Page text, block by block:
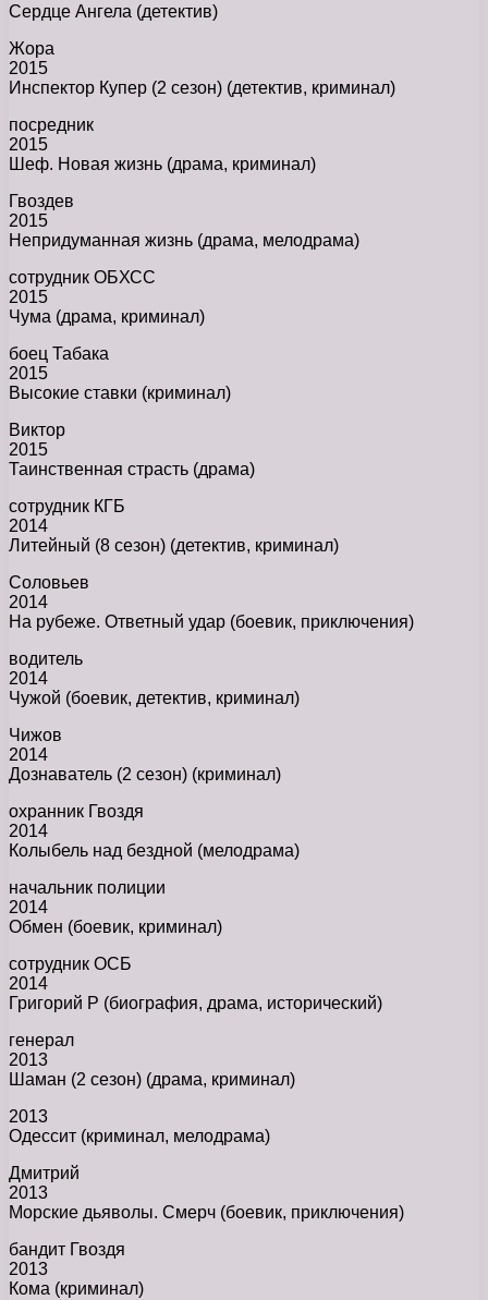
Сердце Ангела (детектив)
Жора
2015
Инспектор Купер (2 сезон) (детектив, криминал)
посредник
2015
Шеф. Новая жизнь (драма, криминал)
Гвоздев
2015
Непридуманная жизнь (драма, мелодрама)
сотрудник ОБХСС
2015
Чума (драма, криминал)
боец Табака
2015
Высокие ставки (криминал)
Виктор
2015
Таинственная страсть (драма)
сотрудник КГБ
2014
Литейный (8 сезон) (детектив, криминал)
Соловьев
2014
На рубеже. Ответный удар (боевик, приключения)
водитель
2014
Чужой (боевик, детектив, криминал)
Чижов
2014
Дознаватель (2 сезон) (криминал)
охранник Гвоздя
2014
Колыбель над бездной (мелодрама)
начальник полиции
2014
Обмен (боевик, криминал)
сотрудник ОСБ
2014
Григорий Р (биография, драма, исторический)
генерал
2013
Шаман (2 сезон) (драма, криминал)
2013
Одессит (криминал, мелодрама)
Дмитрий
2013
Морские дьяволы. Смерч (боевик, приключения)
бандит Гвоздя
2013
Кома (криминал)